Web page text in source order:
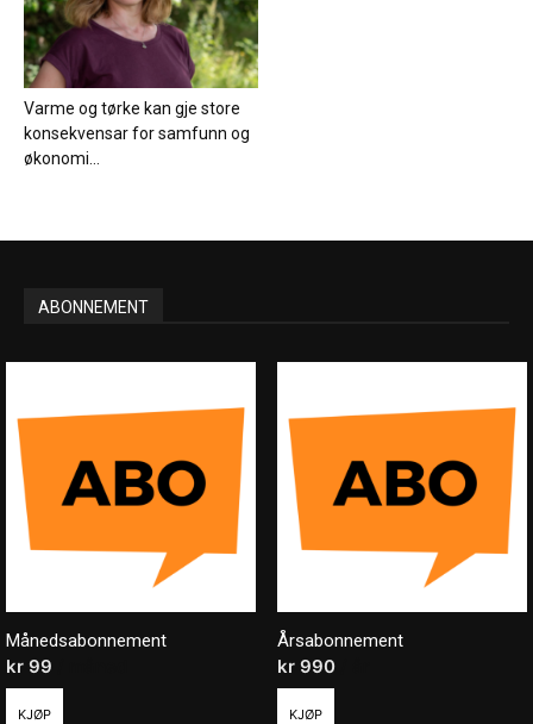
Varme og tørke kan gje store
konsekvensar for samfunn og
økonomi...
ABONNEMENT
Månedsabonnement
kr 99
KJØP
Årsabonnement
kr990
KJØP